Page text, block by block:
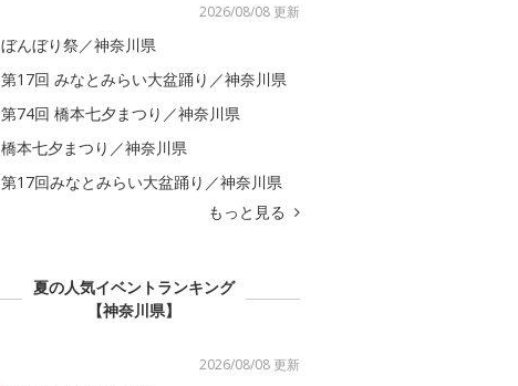
2026/08/08 更新
ぼんぼり祭／神奈川県
第17回 みなとみらい大盆踊り／神奈川県
第74回 橋本七夕まつり／神奈川県
橋本七夕まつり／神奈川県
第17回みなとみらい大盆踊り／神奈川県
もっと見る
夏の人気イベントランキング
【神奈川県】
2026/08/08 更新